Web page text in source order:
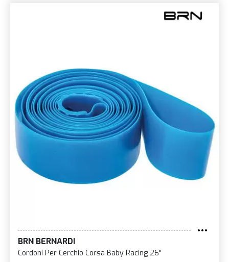
BRN BERNARDI
Cordoni Per Cerchio Corsa Baby Racing 26"